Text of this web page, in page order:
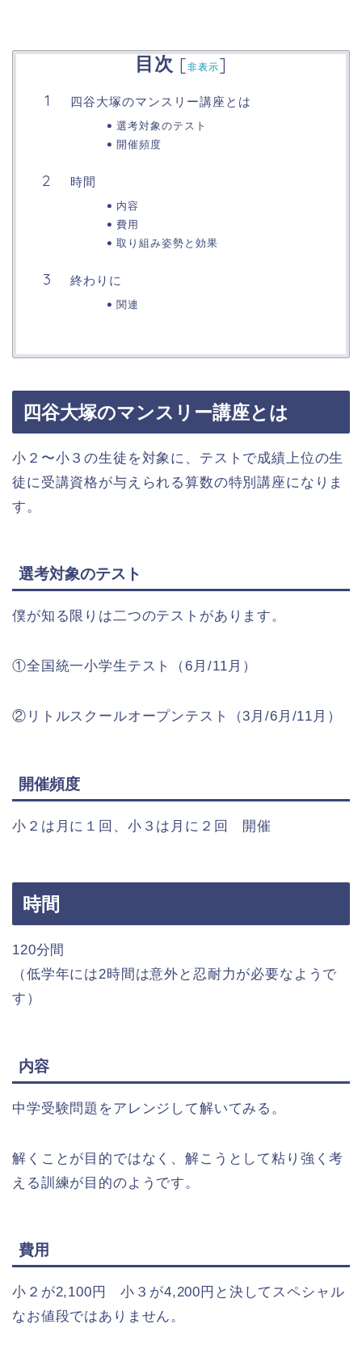
目次 [非表示]
四谷大塚のマンスリー講座とは
選考対象のテスト
開催頻度
時間
内容
費用
取り組み姿勢と効果
終わりに
関連
四谷大塚のマンスリー講座とは
小２〜小３の生徒を対象に、テストで成績上位の生
徒に受講資格が与えられる算数の特別講座になりま
す。
選考対象のテスト
僕が知る限りは二つのテストがあります。
①全国統一小学生テスト（6月/11月）
②リトルスクールオープンテスト（3月/6月/11月）
開催頻度
小２は月に１回、小３は月に２回 開催
時間
120分間
（低学年には2時間は意外と忍耐力が必要なようで
す）
内容
中学受験問題をアレンジして解いてみる。
解くことが目的ではなく、解こうとして粘り強く考
える訓練が目的のようです。
費用
小２が2,100円 小３が4,200円と決してスペシャル
なお値段ではありません。